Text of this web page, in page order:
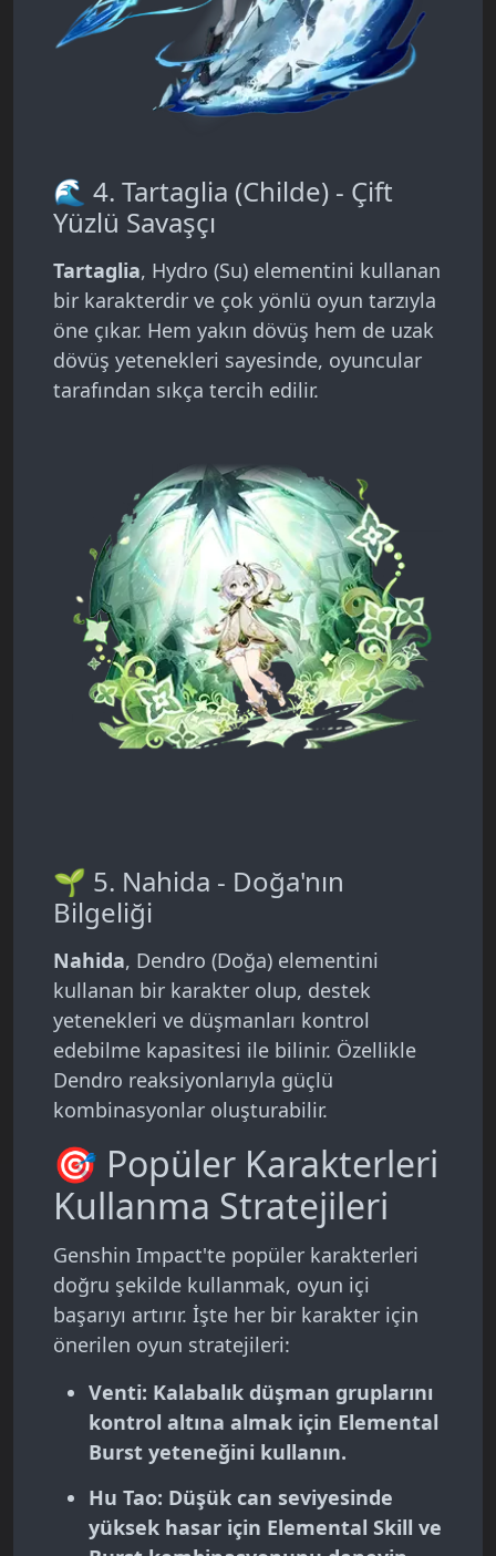
🌊 4. Tartaglia (Childe) - Çift
Yüzlü Savaşçı
Tartaglia, Hydro (Su) elementini kullanan
bir karakterdir ve çok yönlü oyun tarzıyla
öne çıkar. Hem yakın dövüş hem de uzak
dövüş yetenekleri sayesinde, oyuncular
tarafından sıkça tercih edilir.
🌱 5. Nahida - Doğa'nın
Bilgeliği
Nahida, Dendro (Doğa) elementini
kullanan bir karakter olup, destek
yetenekleri ve düşmanları kontrol
edebilme kapasitesi ile bilinir. Özellikle
Dendro reaksiyonlarıyla güçlü
kombinasyonlar oluşturabilir.
🎯 Popüler Karakterleri
Kullanma Stratejileri
Genshin Impact'te popüler karakterleri
doğru şekilde kullanmak, oyun içi
başarıyı artırır. İşte her bir karakter için
önerilen oyun stratejileri:
Venti: Kalabalık düşman gruplarını
kontrol altına almak için Elemental
Burst yeteneğini kullanın.
Hu Tao: Düşük can seviyesinde
yüksek hasar için Elemental Skill ve